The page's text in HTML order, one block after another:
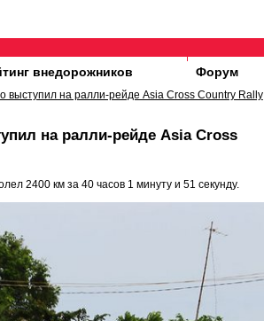
внедорожников Форум
выступил на ралли-рейде Asia Cross Country Rally
на ралли-рейде Asia Cross
2400 км за 40 часов 1 минуту и 51 секунду.